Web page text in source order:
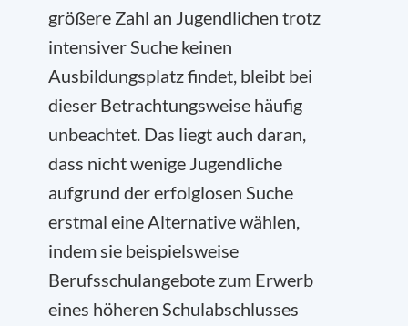
größere Zahl an Jugendlichen trotz
intensiver Suche keinen
Ausbildungsplatz findet, bleibt bei
dieser Betrachtungsweise häufig
unbeachtet. Das liegt auch daran,
dass nicht wenige Jugendliche
aufgrund der erfolglosen Suche
erstmal eine Alternative wählen,
indem sie beispielsweise
Berufsschulangebote zum Erwerb
eines höheren Schulabschlusses